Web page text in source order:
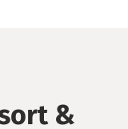
&